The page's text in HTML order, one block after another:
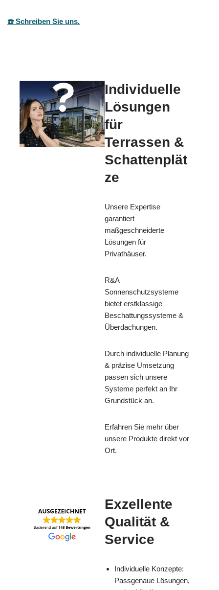
☎️ Schreiben Sie uns.
Individuelle
Lösungen
für
Terrassen &
Schattenplät
ze
Unsere Expertise
garantiert
maßgeschneiderte
Lösungen für
Privathäuser.
R&A
Sonnenschutzsysteme
bietet erstklassige
Beschattungssysteme &
Überdachungen.
Durch individuelle Planung
& präzise Umsetzung
passen sich unsere
Systeme perfekt an Ihr
Grundstück an.
Erfahren Sie mehr über
unsere Produkte direkt vor
Ort.
Exzellente
Qualität &
Service
Individuelle Konzepte:
Passgenaue Lösungen,